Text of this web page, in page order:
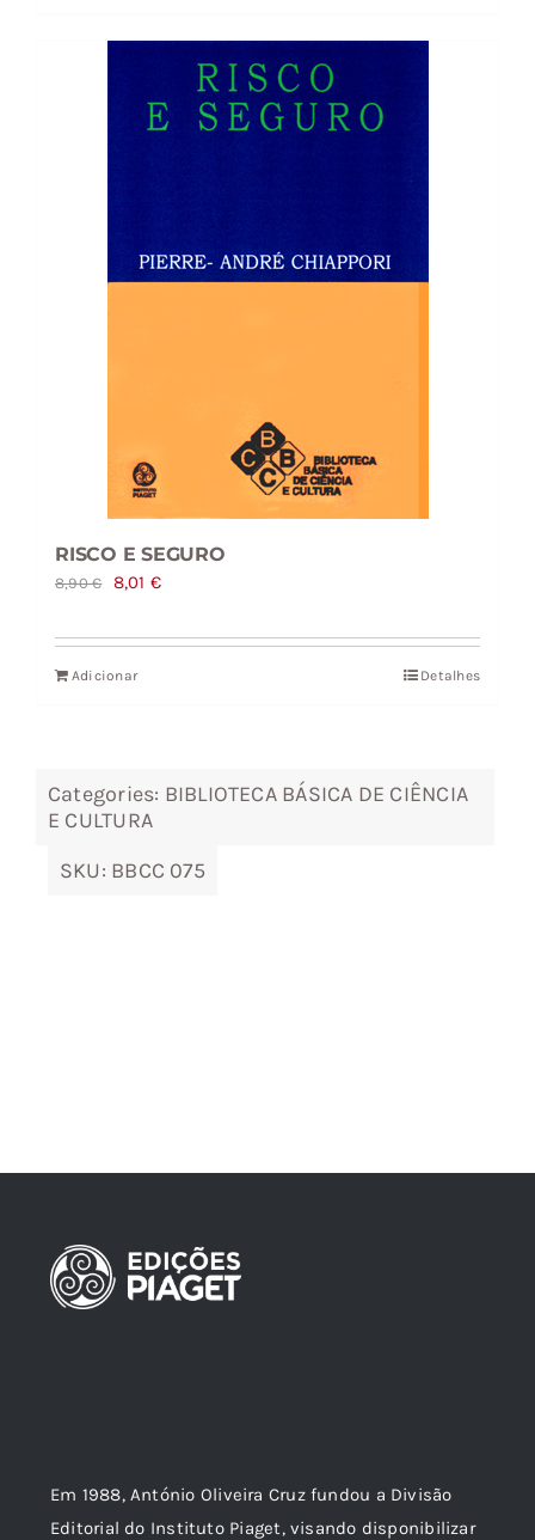
RISCO E SEGURO
8,90€
O
original
era:
8,01 €O
atual
Adicionar Detalhes
Categories: BIBLIOTECA BÁSICA DE CIÊNCIA
E CULTURA
SKU: BBCC 075
Em 1988, António Oliveira Cruz fundou a Divisão
Editorial do Instituto Piaget, visando disponibilizar